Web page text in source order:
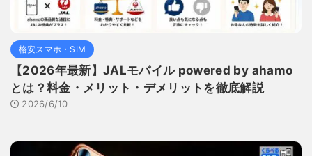
格安スマホ・SIM
【2026年最新】JALモバイル powered by ahamo
とは？料金・メリット・デメリットを徹底解説
2026/6/10